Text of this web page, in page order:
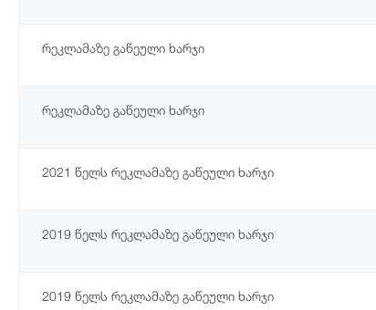
რეკლამაზე გაწეული ხარჯი
რეკლამაზე გაწეული ხარჯი
2021 წელს რეკლამაზე გაწეული ხარჯი
2019 წელს რეკლამაზე გაწეული ხარჯი
2019 წელს რეკლამაზე გაწეული ხარჯი